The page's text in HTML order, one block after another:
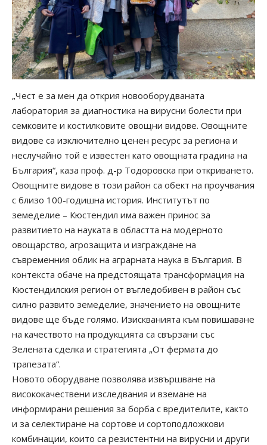
„Чест е за мен да открия новооборудваната
лаборатория за диагностика на вирусни болести при
семковите и костилковите овощни видове. Овощните
видове са изключително ценен ресурс за региона и
неслучайно той е известен като овощната градина на
България“, каза проф. д-р Тодоровска при откриването.
Овощните видове в този район са обект на проучвания
с близо 100-годишна история. Институтът по
земеделие – Кюстендил има важен принос за
развитието на науката в областта на модерното
овощарство, агрозащита и изграждане на
съвременния облик на аграрната наука в България. В
контекста обаче на предстоящата трансформация на
Кюстендилския регион от въгледобивен в район със
силно развито земеделие, значението на овощните
видове ще бъде голямо. Изискванията към повишаване
на качеството на продукцията са свързани със
Зелената сделка и стратегията „От фермата до
трапезата“.
Новото оборудване позволява извършване на
висококачествени изследвания и вземане на
информирани решения за борба с вредителите, както
и за селектиране на сортове и сортоподложкови
комбинации, които са резистентни на вирусни и други